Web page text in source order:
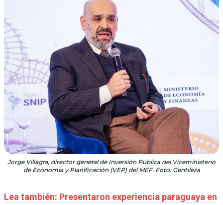
Jorge Villagra, director general de Inversión Pública del Viceministerio
de Economía y Planificación (VEP) del MEF. Foto: Gentileza
Lea también: Presentaron experiencia paraguaya en